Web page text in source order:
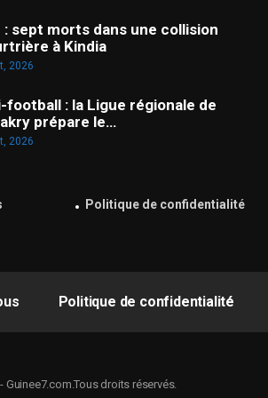
: sept morts dans une collision
à Kindia
2026
football : la Ligue régionale de
prépare le…
2026
Politique de confidentialité
Politique de confidentialité
Guinee7.com.Tous droits réservés.